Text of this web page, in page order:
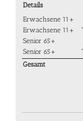
Details
Erwachsene 11+
Erwachsene 11+
Senior 65+
Senior 65+
Gesamt